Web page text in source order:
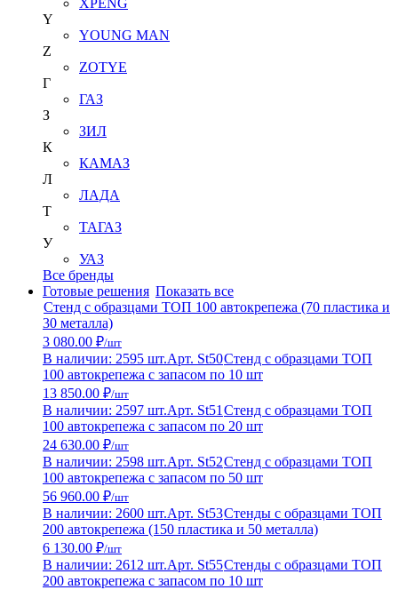
Y
YOUNG MAN
Z
ZOTYE
Г
ГАЗ
З
ЗИЛ
К
КАМАЗ
Л
ЛАДА
Т
ТАГАЗ
У
УАЗ
Все бренды
Готовые решения Показать все
Стенд с образцами ТОП 100 автокрепежа (70 пластика и
30 металла)
3 080.00 ₽/шт
В наличии: 2595 шт.Арт. St50Стенд с образцами ТОП
100 автокрепежа с запасом по 10 шт
13 850.00 ₽/шт
В наличии: 2597 шт.Арт. St51 Стенд с образцами ТОП
100 автокрепежа с запасом по 20 шт
24 630.00 ₽/шт
В наличии: 2598 шт.Арт. St52Стенд с образцами ТОП
100 автокрепежа с запасом по 50 шт
56 960.00 ₽/шт
В наличии: 2600 шт.Арт. St53Стенды с образцами ТОП
200 автокрепежа (150 пластика и 50 металла)
6 130.00 ₽/шт
В наличии: 2612 шт.Арт. St55Стенды с образцами ТОП
200 автокрепежа с запасом по 10 шт